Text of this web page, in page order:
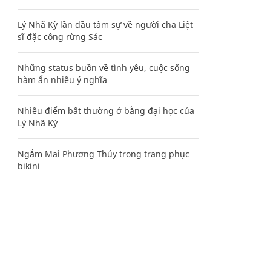
Lý Nhã Kỳ lần đầu tâm sự về người cha Liệt
sĩ đặc công rừng Sác
Những status buồn về tình yêu, cuộc sống
hàm ẩn nhiều ý nghĩa
Nhiều điểm bất thường ở bằng đại học của
Lý Nhã Kỳ
Ngắm Mai Phương Thúy trong trang phục
bikini